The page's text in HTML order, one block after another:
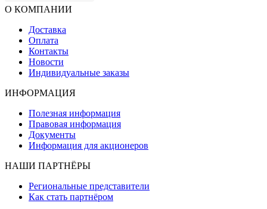
О КОМПАНИИ
Доставка
Оплата
Контакты
Новости
Индивидуальные заказы
ИНФОРМАЦИЯ
Полезная информация
Правовая информация
Документы
Информация для акционеров
НАШИ ПАРТНЁРЫ
Региональные представители
Как стать партнёром